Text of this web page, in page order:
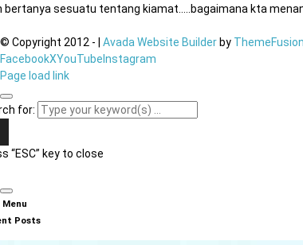
bertanya sesuatu tentang kiamat…..bagaimana kta
© Copyright 2012 - Avada Website Builder by ThemeFusion
FacebookXYouTube Instagram
Page load link
for:
“ESC” key to close
Menu
Posts